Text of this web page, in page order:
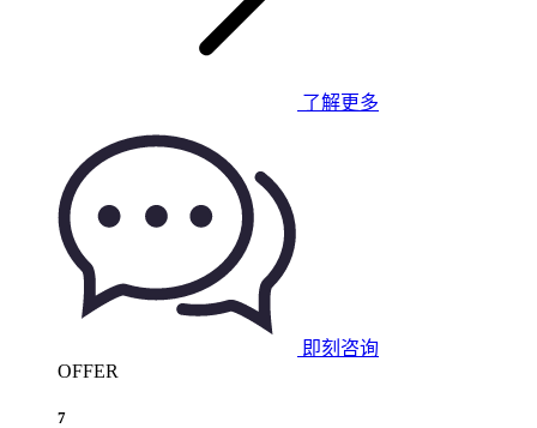
了解更多
即刻咨询
OFFER
7